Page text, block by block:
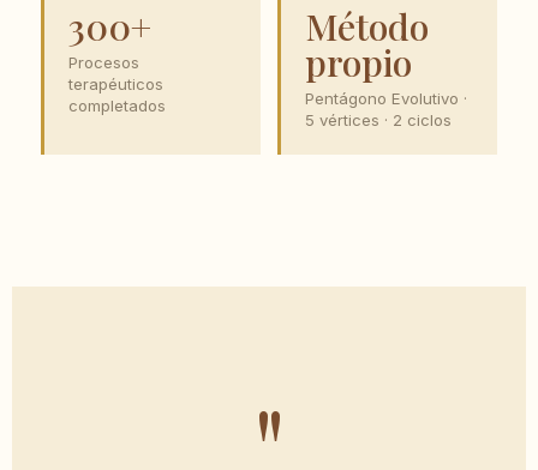
300+
Procesos
terapéuticos
completados
Método
propio
Pentágono Evolutivo ·
5 vértices · 2 ciclos